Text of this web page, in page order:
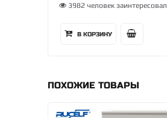
3982 человек
В КОРЗИНУ
ПОХОЖИЕ ТОВАРЫ